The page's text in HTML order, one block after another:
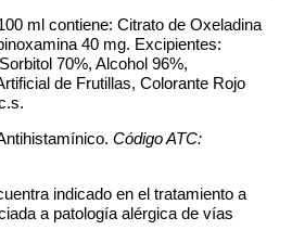
ml contiene: Citrato de Oxeladina
40 mg. Excipientes:
70%, Alcohol 96%,
de Frutillas, Colorante Rojo
Código ATC:
indicado en el tratamiento a
a patología alérgica de vías